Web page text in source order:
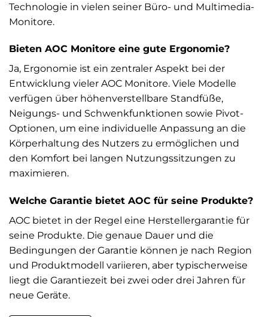
Technologie in vielen seiner Büro- und Multimedia-
Monitore.
Bieten AOC Monitore eine gute Ergonomie?
Ja, Ergonomie ist ein zentraler Aspekt bei der
Entwicklung vieler AOC Monitore. Viele Modelle
verfügen über höhenverstellbare Standfüße,
Neigungs- und Schwenkfunktionen sowie Pivot-
Optionen, um eine individuelle Anpassung an die
Körperhaltung des Nutzers zu ermöglichen und
den Komfort bei langen Nutzungssitzungen zu
maximieren.
Welche Garantie bietet AOC für seine Produkte?
AOC bietet in der Regel eine Herstellergarantie für
seine Produkte. Die genaue Dauer und die
Bedingungen der Garantie können je nach Region
und Produktmodell variieren, aber typischerweise
liegt die Garantiezeit bei zwei oder drei Jahren für
neue Geräte.